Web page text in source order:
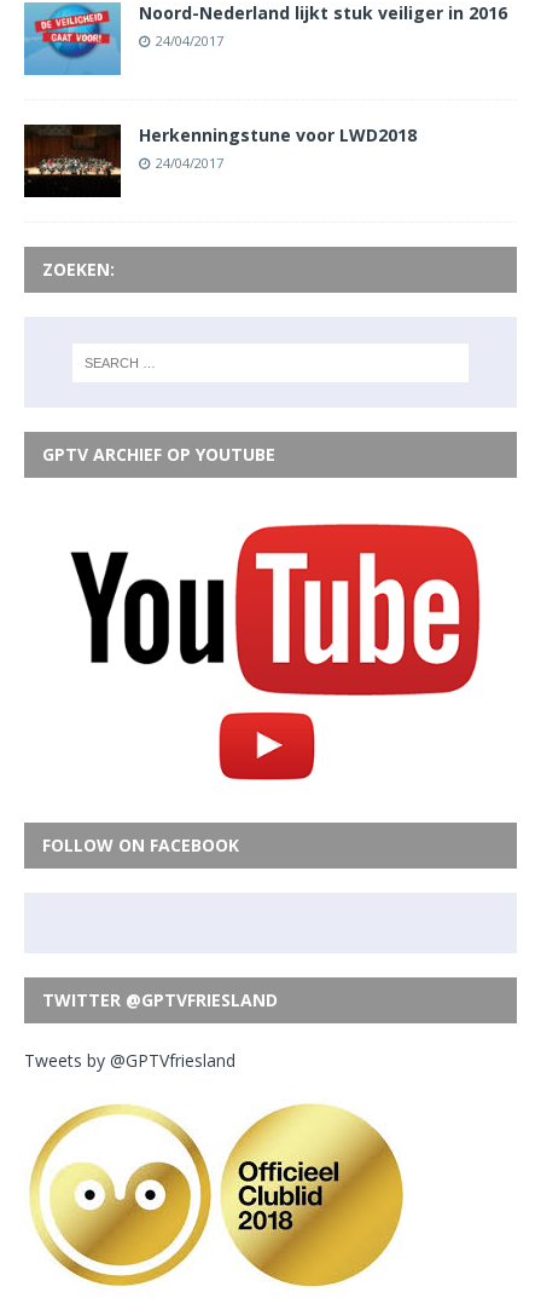
Noord-Nederland lijkt stuk veiliger in 2016
24/04/2017
Herkenningstune voor LWD2018
24/04/2017
ZOEKEN:
GPTV ARCHIEF OP YOUTUBE
FOLLOW ON FACEBOOK
TWITTER @GPTVFRIESLAND
Tweets by @GPTVfriesland